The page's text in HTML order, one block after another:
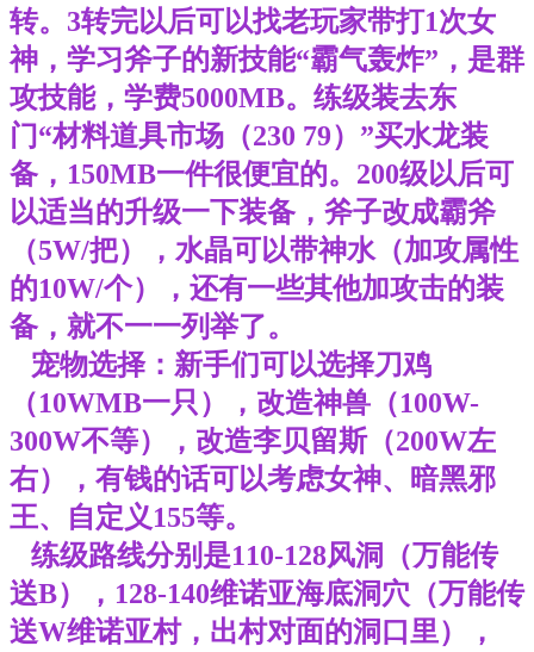
转。3转完以后可以找老玩家带打1次女
神，学习斧子的新技能“霸气轰炸”，是群
攻技能，学费5000MB。练级装去东
门“材料道具市场（230 79）”买水龙装
备，150MB一件很便宜的。200级以后可
以适当的升级一下装备，斧子改成霸斧
（5W/把），水晶可以带神水（加攻属性
的10W/个），还有一些其他加攻击的装
备，就不一一列举了。
宠物选择：新手们可以选择刀鸡
（10WMB一只），改造神兽（100W-
300W不等），改造李贝留斯（200W左
右），有钱的话可以考虑女神、暗黑邪
王、自定义155等。
练级路线分别是110-128风洞（万能传
送B），128-140维诺亚海底洞穴（万能传
送W维诺亚村，出村对面的洞口里），